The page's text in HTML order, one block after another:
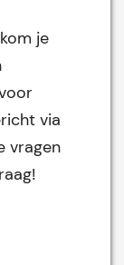
je
via
vragen